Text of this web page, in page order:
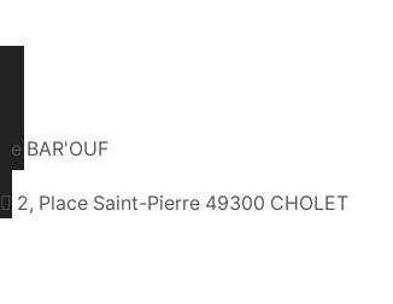
Le BAR'OUF
2, Place Saint-Pierre 49300 CHOLET